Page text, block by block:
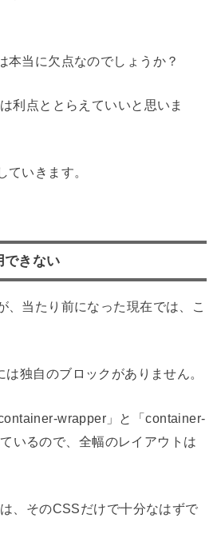
本当に欠点なのでしょうか？
利点ととらえていいと思いま
ていきます。
できない
、当たり前になった現在では、こ
は独自のブロックがありません。
wrapper」と「container-
いるので、全幅のレイアウトは
、そのCSSだけで十分なはずで